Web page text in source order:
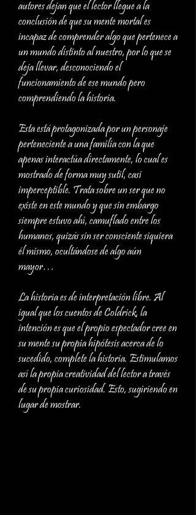
autores dejan que el lector llegue a la
conclusión de que su mente mortal es
incapaz de comprender algo que pertenece a
un mundo distinto al nuestro, por lo que se
deja llevar, desconociendo el
funcionamiento de ese mundo pero
comprendiendo la historia.
Esta está protagonizada por un personaje
perteneciente a una familia con la que
apenas interactúa directamente, lo cual es
mostrado de forma muy sutil, casi
imperceptible. Trata sobre un ser que no
existe en este mundo y que sin embargo
siempre estuvo ahí, camuflado entre los
humanos, quizás sin ser consciente siquiera
él mismo, ocultándose de algo aún
mayor…
La historia es de interpretación libre. Al
igual que los cuentos de Coldrick, la
intención es que el propio espectador cree en
su mente su propia hipótesis acerca de lo
sucedido, complete la historia. Estimulamos
así la propia creatividad del lector a través
de su propia curiosidad. Esto, sugiriendo en
lugar de mostrar.